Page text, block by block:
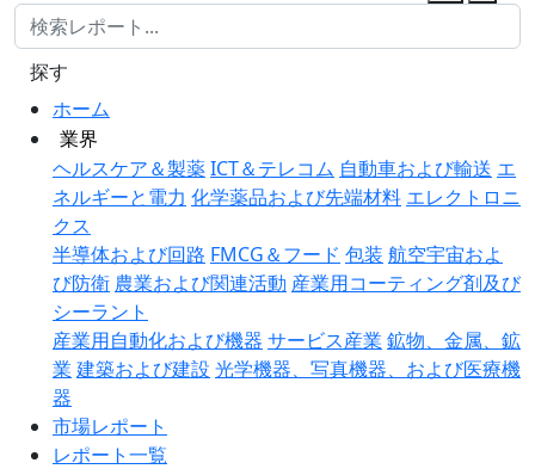
ホーム
業界
ヘルスケア＆製薬ICT＆テレコム 自動車および輸送 エ
ネルギーと電力 化学薬品および先端材料 エレクトロニ
クス
半導体および回路 FMCG＆フード 包装 航空宇宙およ
び防衛 農業および関連活動 産業用コーティング剤及び
シーラント
産業用自動化および機器 サービス産業 鉱物、金属、鉱
業 建築および建設 光学機器、写真機器、および医療機
器
市場レポート
レポート一覧
探す